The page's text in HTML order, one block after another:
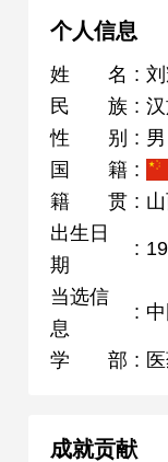
个人信息
姓名 :
民族 :
性别 : 男
国籍 :
籍贯 :
出生日
期
:
当选信
息
:
学部 :
成就贡献